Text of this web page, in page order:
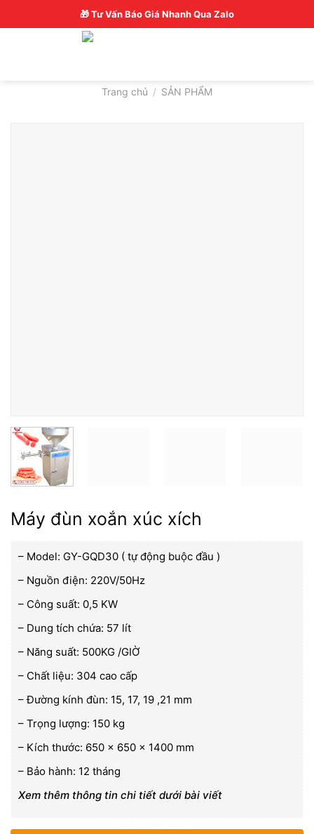
to
Hotline: 0326770772
Trang chủ / SẢN PHẨM
Máy đùn xoắn xúc xích
– Model: GY-GQD30 ( tự động buộc đầu )
– Nguồn điện: 220V/50Hz
– Công suất: 0,5 KW
– Dung tích chứa: 57 lít
– Năng suất: 500KG /GIỜ
– Chất liệu: 304 cao cấp
– Đường kính đùn: 15, 17, 19 ,21 mm
– Trọng lượng: 150 kg
– Kích thước: 650 x 650 x 1400 mm
– Bảo hành: 12 tháng
Xem thêm thông tin chi tiết dưới bài viết
🎁 Tư Vấn Báo Giá Nhanh Qua Zalo